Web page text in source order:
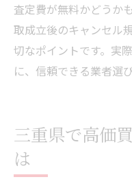
査定費が無料かどうか
取成立後のキャンセル
切なポイントです。実
に、信頼できる業者選
三重県で高価
は